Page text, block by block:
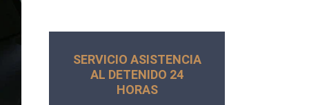
SERVICIO ASISTENCIA
AL DETENIDO 24
HORAS